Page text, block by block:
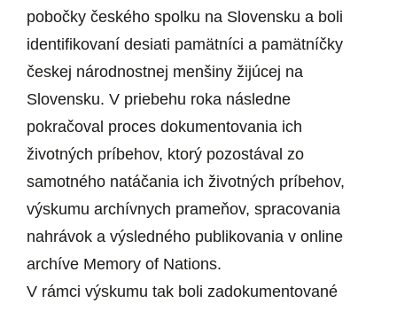
pobočky českého spolku na Slovensku a boli
identifikovaní desiati pamätníci a pamätníčky
českej národnostnej menšiny žijúcej na
Slovensku. V priebehu roka následne
pokračoval proces dokumentovania ich
životných príbehov, ktorý pozostával zo
samotného natáčania ich životných príbehov,
výskumu archívnych prameňov, spracovania
nahrávok a výsledného publikovania v online
archíve Memory of Nations.
V rámci výskumu tak boli zadokumentované